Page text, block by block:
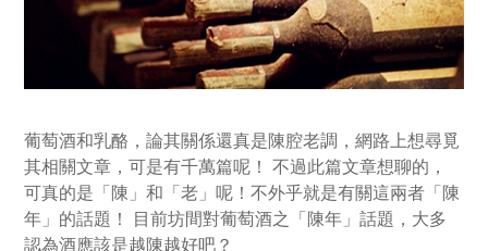
葡萄酒和乳酪，論其關係還真是陳腔老調，網路上想尋覓
其相關文章，可是有千萬篇呢！ 不過此篇文章想聊的，
可真的是「陳」和「老」呢！不外乎就是有關這兩者「陳
年」的話題！ 目前坊間對葡萄酒之「陳年」話題，大多
認為酒應該是越陳越好吧？